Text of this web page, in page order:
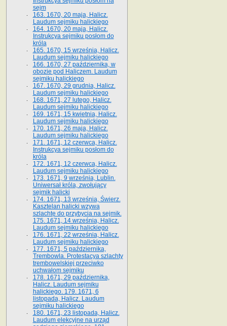
sejm
163. 1670, 20 maja, Halicz.
Laudum sejmiku halickiego
164. 1670, 20 maja, Halicz.
Instrukcya sejmiku posłom do
króla
165. 1670, 15 września, Halicz.
Laudum sejmiku halickiego
166. 1670, 27 października, w
obozie pod Haliczem. Laudum
sejmiku halickiego
167. 1670, 29 grudnia, Halicz.
Laudum sejmiku halickiego
168. 1671, 27 lutego, Halicz.
Laudum sejmiku halickiego
169. 1671, 15 kwietnia, Halicz.
Laudum sejmiku halickiego
170. 1671, 26 maja, Halicz.
Laudum sejmiku halickiego
171. 1671, 12 czerwca, Halicz.
Instrukcya sejmiku posłom do
króla
172. 1671, 12 czerwca, Halicz.
Laudum sejmiku halickiego
173. 1671, 9 września, Lublin.
Uniwersał króla, zwołujący
sejmik halicki
174. 1671, 13 września, Świerz.
Kasztelan halicki wzywa
szlachtę do przybycia na sejmik.
175. 1671, 14 września, Halicz.
Laudum sejmiku halickiego
176. 1671, 22 września, Halicz.
Laudum sejmiku halickiego
177. 1671, 5 października,
Trembowla. Protestacya szlachty
trembowelskiej przeciwko
uchwałom sejmiku
178. 1671, 29 października,
Halicz. Laudum sejmiku
halickiego. 179. 1671, 6
listopada, Halicz. Laudum
sejmiku halickiego
180. 1671, 23 listopada, Halicz.
Laudum elekcyjne na urząd